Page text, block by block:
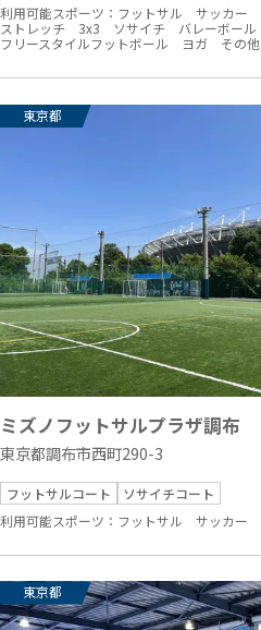
利用可能スポーツ： フットサル サッカー
ストレッチ
3x3 ソサイチ バレーボール
フリースタイルフットボール
ヨガ その他
東京都
ミズノフットサルプラザ調布
東京都調布市西町290-3
フットサルコート
ソサイチコート
利用可能スポーツ： フットサル サッカー
東京都